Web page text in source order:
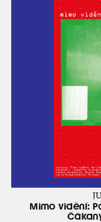
Mimo vidění: